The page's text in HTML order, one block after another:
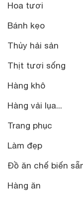
Hoa tươi
Bánh kẹo
Thủy hải sản
Thịt tươi sống
Hàng khô
Hàng vải lụa...
Trang phục
Làm đẹp
Đồ ăn chế biến
Hàng ăn